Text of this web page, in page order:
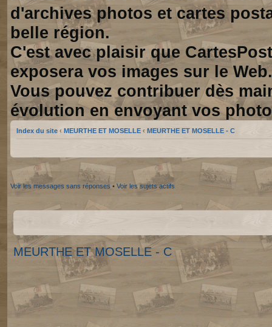
d'archives photos et cartes
belle région.
C'est avec plaisir que
exposera vos images sur le Web.
Vous pouvez contribuer dès
évolution en envoyant vos
Index du site ‹ MEURTHE ET MOSELLE ‹ MEURTHE ET MOSELLE - C
Voir les messages sans réponses • Voir les sujets actifs
MEURTHE ET MOSELLE - C